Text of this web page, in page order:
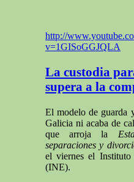
http://
v=1GISoGGJQLA
La custodia
supera a la
El modelo de guarda
Galicia ni acaba de
que arroja la
separaciones y
el viernes el Instituto
(INE).